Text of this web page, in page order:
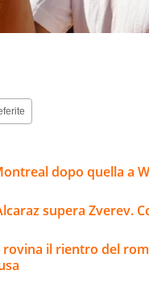
dopo quella a
supera Zverev.
il rientro del